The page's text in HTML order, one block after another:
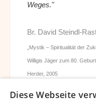
Weges."
Br. David Steindl-
„Mystik – Spiritualität der
Willigis Jäger zum 80.
Herder, 2005
Diese Webseite